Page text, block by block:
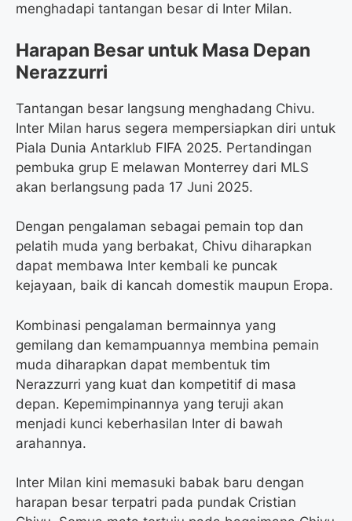
menghadapi tantangan besar di Inter Milan.
Harapan Besar untuk Masa Depan
Nerazzurri
Tantangan besar langsung menghadang Chivu.
Inter Milan harus segera mempersiapkan diri untuk
Piala Dunia Antarklub FIFA 2025. Pertandingan
pembuka grup E melawan Monterrey dari MLS
akan berlangsung pada 17 Juni 2025.
Dengan pengalaman sebagai pemain top dan
pelatih muda yang berbakat, Chivu diharapkan
dapat membawa Inter kembali ke puncak
kejayaan, baik di kancah domestik maupun Eropa.
Kombinasi pengalaman bermainnya yang
gemilang dan kemampuannya membina pemain
muda diharapkan dapat membentuk tim
Nerazzurri yang kuat dan kompetitif di masa
depan. Kepemimpinannya yang teruji akan
menjadi kunci keberhasilan Inter di bawah
arahannya.
Inter Milan kini memasuki babak baru dengan
harapan besar terpatri pada pundak Cristian